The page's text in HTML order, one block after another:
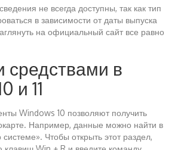
не всегда доступны, так как тип
в зависимости от даты выпуска
на официальный сайт все равно
в
и 11
Windows 10 позволяют получить
Например, данные можно найти в
Чтобы открыть этот раздел,